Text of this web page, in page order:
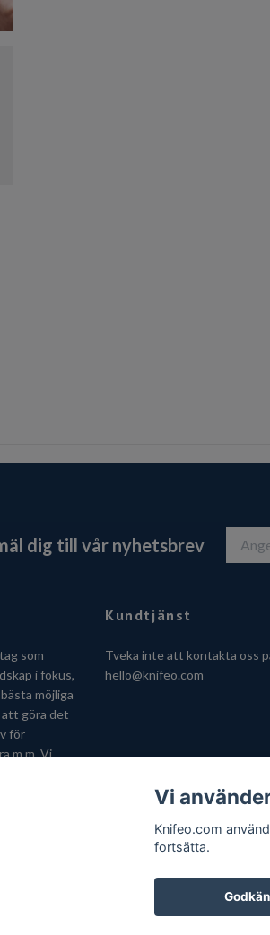
dig till vår nyhetsbrev
som
i fokus,
möjliga
att göra det
för
m.m. Vi
Kundtjänst
Tveka inte att kontakta oss
hello@knifeo.com
Vi
Knifeo.com
fortsätta.